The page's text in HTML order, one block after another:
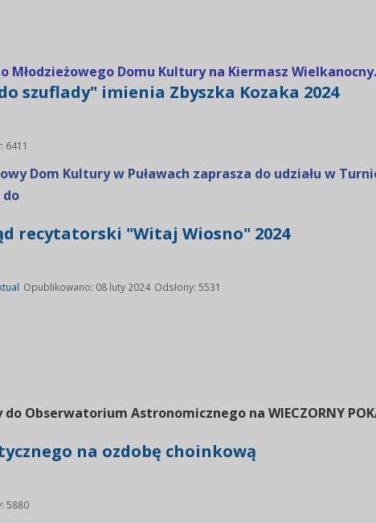
Młodzieżowego Domu Kultury na Kiermasz
szuflady" imienia Zbyszka Kozaka 2024
6411
Dom Kultury w Puławach zaprasza do udziału w
do
recytatorski "Witaj Wiosno" 2024
Opublikowano: 08 luty 2024 Odsłony: 5531
Obserwatorium Astronomicznego na WIECZORNY
na ozdobę choinkową
5880